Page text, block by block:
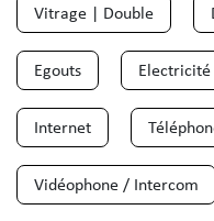
Vitrage | Double
Egouts Electricité
Internet
Vidéophone / Intercom